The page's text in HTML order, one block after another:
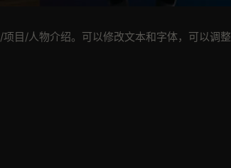
目/人物介绍。可以修改文本和字体，可以调整